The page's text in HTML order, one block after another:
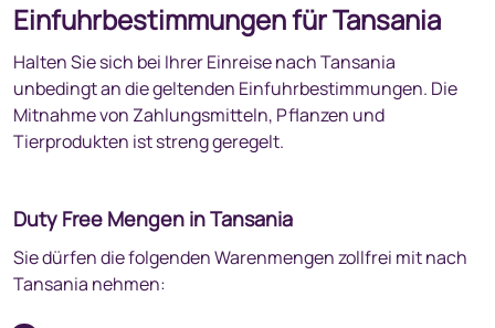
Einfuhrbestimmungen für Tansania
Halten Sie sich bei Ihrer Einreise nach Tansania
unbedingt an die geltenden Einfuhrbestimmungen. Die
Mitnahme von Zahlungsmitteln, Pflanzen und
Tierprodukten ist streng geregelt.
Duty Free Mengen in Tansania
Sie dürfen die folgenden Warenmengen zollfrei mit nach
Tansania nehmen: